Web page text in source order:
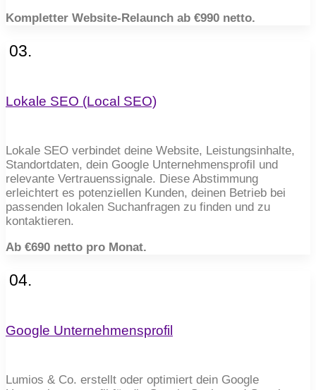
Kompletter Website-Relaunch ab €990 netto.
03.
Lokale SEO (Local SEO)
Lokale SEO verbindet deine Website, Leistungsinhalte,
Standortdaten, dein Google Unternehmensprofil und
relevante Vertrauenssignale. Diese Abstimmung
erleichtert es potenziellen Kunden, deinen Betrieb bei
passenden lokalen Suchanfragen zu finden und zu
kontaktieren.
Ab €690 netto pro Monat.
04.
Google Unternehmensprofil
Lumios & Co. erstellt oder optimiert dein Google